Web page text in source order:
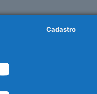
Cadastro